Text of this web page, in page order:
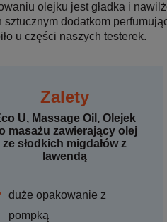
olejku jest gładka i
sztucznym dodatkom
u części naszych testerek.
Zalety
U, Massage Oil, Olejek
masażu zawierający olej
ze słodkich migdałów z
lawendą
duże opakowanie z
pompką